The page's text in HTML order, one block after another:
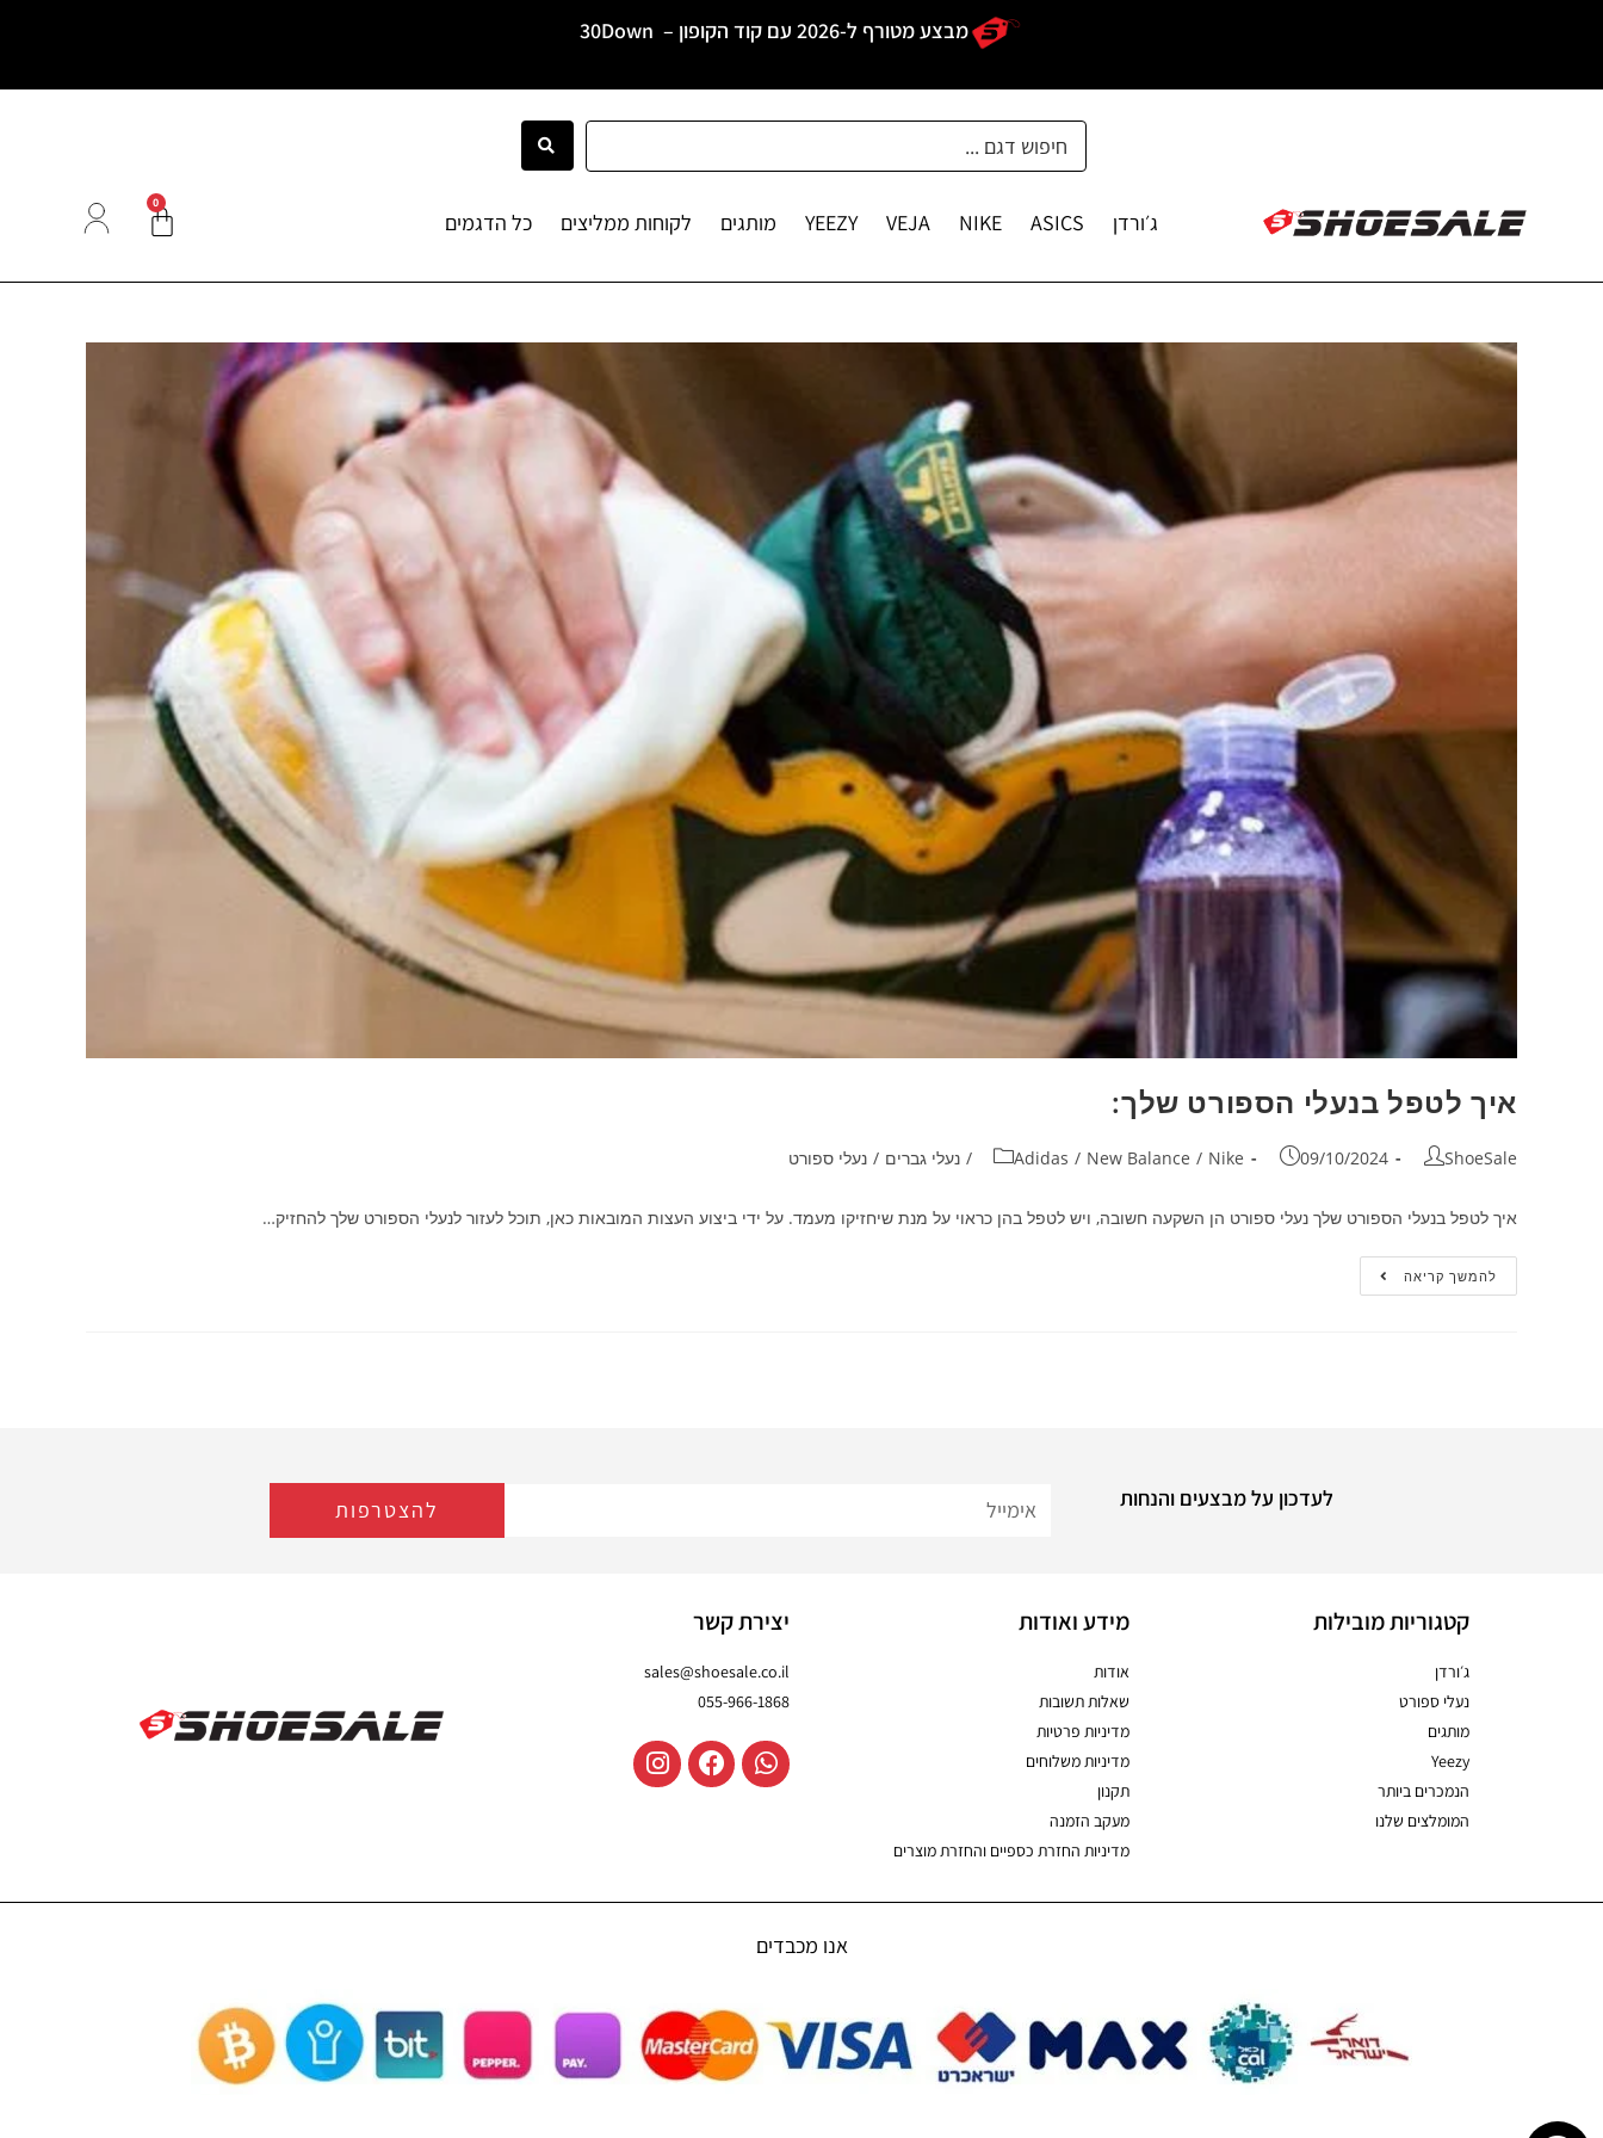
מבצע מטורף ל-2026 עם קוד הקופון – 30Down
ג׳ורדן ASICS
NIKE
VEJA
YEEZY מותגים לקוחות ממליצים כל הדגמים
0
איך לטפל בנעלי הספורט שלך:
ShoeSale
09/10/2024
Adidas / New Balance / Nike
/ נעלי גברים / נעלי ספורט
איך לטפל בנעלי הספורט שלך נעלי ספורט הן השקעה חשובה, ויש לטפל בהן כראוי על מנת שיחזיקו מעמד. על ידי ביצוע העצות המובאות כאן, תוכל לעזור לנעלי הספורט שלך להחזיק…
להמשך קריאה
לעדכון על מבצעים והנחות להצטרפות
קטגוריות מובילות
ג׳ורדן
נעלי ספורט
מותגים
Yeezy
הנמכרים ביותר
המומלצים שלנו
מידע ואודות
אודות
שאלות תשובות
מדיניות פרטיות
מדיניות משלוחים
תקנון
מעקב הזמנה
מדיניות החזרת כספיים והחזרת מוצרים
יצירת קשר
sales@shoesale.co.il
055-966-1868
אנו מכבדים